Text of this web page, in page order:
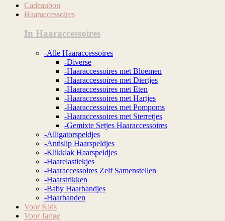
Cadeaubon
Haaraccessoires
In Haaraccessoires
-Alle Haaraccessoires
-Diverse
-Haaraccessoires met Bloemen
-Haaraccessoires met Diertjes
-Haaraccessoires met Eten
-Haaraccessoires met Hartjes
-Haaraccessoires met Pompoms
-Haaraccessoires met Sterretjes
-Gemixte Setjes Haaraccessoires
-Alligatorspeldjes
-Antislip Haarspeldjes
-Klikklak Haarspeldjes
-Haarelastiekjes
-Haaraccessoires Zelf Samenstellen
-Haarstrikken
-Baby Haarbandjes
-Haarbanden
Voor Kids
Voor Jarige